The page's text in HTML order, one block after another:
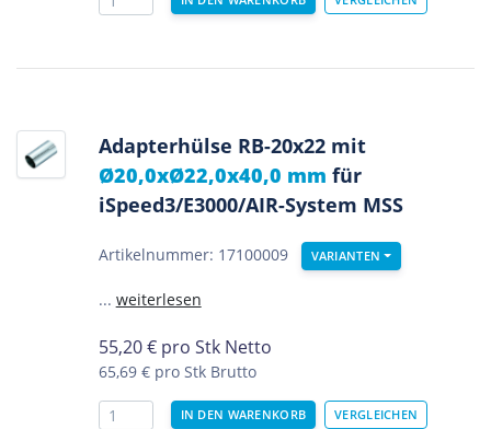
Adapterhülse RB-20x22 mit
Ø20,0xØ22,0x40,0 mm für
iSpeed3/E3000/AIR-System MSS
Artikelnummer: 17100009 VARIANTEN
... weiterlesen
55,20€ pro Stk Netto
65,69 € pro Stk Brutto